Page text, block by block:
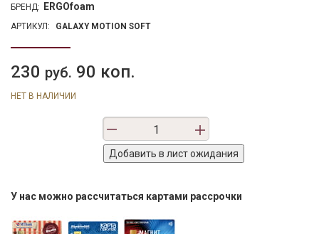
БРЕНД: ERGOfoam
АРТИКУЛ: GALAXY MOTION SOFT
230 руб. 90 коп.
НЕТ В НАЛИЧИИ
У нас можно рассчитаться картами рассрочки